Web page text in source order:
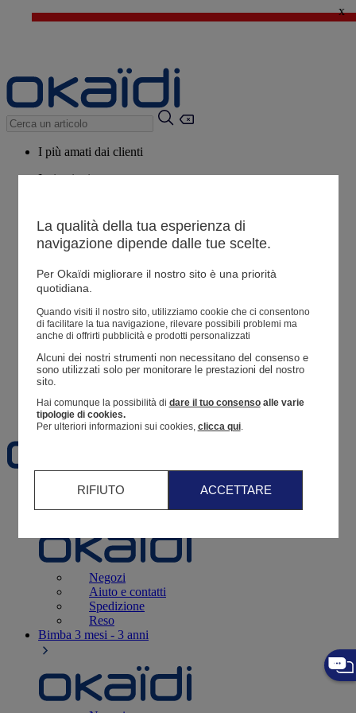
🔥SALDI : Ancora più prodotti fino al -60%*>
x
I più amati dai clienti
Ispirazioni
Potrebbero piacerti anche
Tutti i prodotti
Resoconto di un ordine
Preferiti
3 - 12 mesi
Negozi
Aiuto e contatti
Spedizione
Reso
Bimba 3 mesi - 3 anni
La qualità della tua esperienza di
navigazione dipende dalle tue scelte.
Per Okaïdi migliorare il nostro sito è una priorità
quotidiana.
Quando visiti il ​​nostro sito, utilizziamo cookie che ci consentono
di facilitare la tua navigazione, rilevare possibili problemi ma
anche di offrirti pubblicità e prodotti personalizzati
Alcuni dei nostri strumenti non necessitano del consenso e
sono utilizzati solo per monitorare le prestazioni del nostro
sito.
Hai comunque la possibilità di dare il tuo consensoalle varie
tipologie di cookies.
Per ulteriori informazioni sui cookies, clicca qui.
RIFIUTO ACCETTARE